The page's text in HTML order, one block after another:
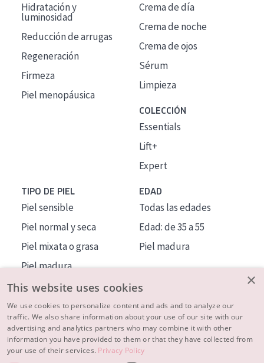
Hidratación y
luminosidad
Reducción de arrugas
Regeneración
Firmeza
Piel menopáusica
Crema de día
Crema de noche
Crema de ojos
Sérum
Limpieza
COLECCIÓN
Essentials
Lift+
Expert
TIPO DE PIEL
Piel sensible
Piel normal y seca
Piel mixata o grasa
Piel madura
Piel expuesta al sol
Piel menopáusica
EDAD
Todas las edades
Edad: de 35 a 55
Piel madura
MÁS SOBRE NOSOTROS
INSPIRACIÓN
×
This website uses cookies
We use cookies to personalize content and ads and to analyze our
traffic. We also share information about your use of our site with our
advertising and analytics partners who may combine it with other
information you have provided to them or that they have collected from
your use of their services. Privacy Policy